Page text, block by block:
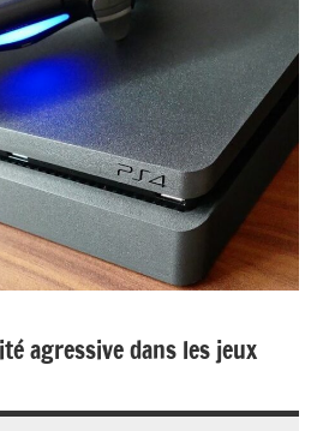
agressive dans les jeux